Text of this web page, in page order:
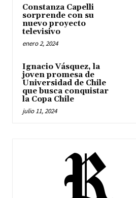
Constanza Capelli
sorprende con su
nuevo proyecto
televisivo
enero 2, 2024
Ignacio Vásquez, la
joven promesa de
Universidad de Chile
que busca conquistar
la Copa Chile
julio 11, 2024